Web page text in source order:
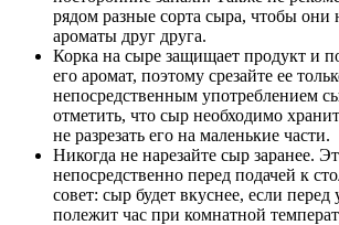
рядом разные сорта сыра, чтобы они
ароматы друг друга.
Корка на сыре защищает продукт и
его аромат, поэтому срезайте ее
непосредственным употреблением
отметить, что сыр необходимо
не разрезать его на маленькие части.
Никогда не нарезайте сыр заранее.
непосредственно перед подачей к
совет: сыр будет вкуснее, если
полежит час при комнатной